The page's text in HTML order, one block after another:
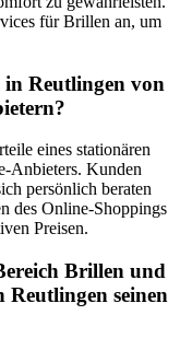
für Brillen an, um
in Reutlingen von
eines stationären
Anbieters. Kunden
persönlich beraten
des Online-Shoppings
Preisen.
Brillen und
seinen